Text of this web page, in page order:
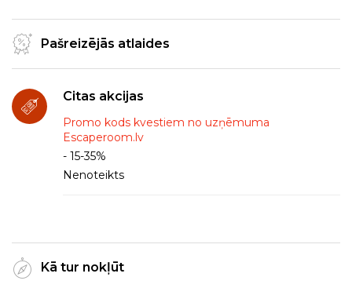
Pašreizējās atlaides
Citas akcijas
Promo kods kvestiem no uzņēmuma
Escaperoom.lv
- 15-35%
Nenoteikts
Kā tur nokļūt